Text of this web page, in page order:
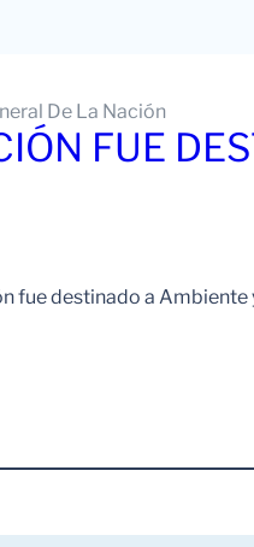
De La Nación
FUE
fue destinado a